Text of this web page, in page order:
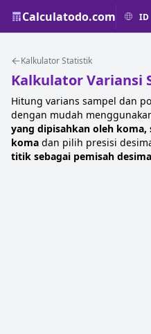
Calculatodo.com
Kalkulator Statistik
Kalkulator Variansi
Hitung varians sampel dan
dengan mudah
yang dipisahkan oleh
koma dan pilih presisi
titik sebagai pemisah